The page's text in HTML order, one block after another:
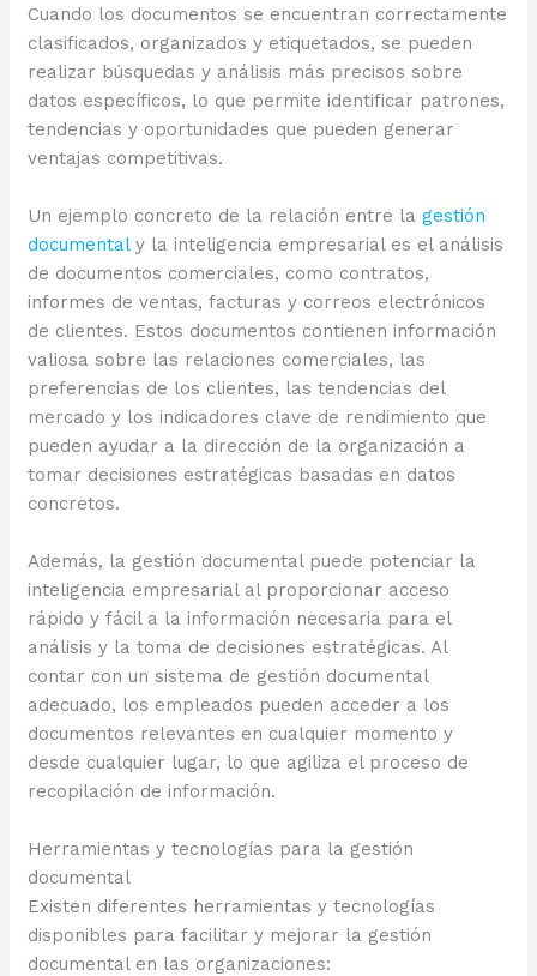
Cuando los documentos se encuentran correctamente
clasificados, organizados y etiquetados, se pueden
realizar búsquedas y análisis más precisos sobre
datos específicos, lo que permite identificar patrones,
tendencias y oportunidades que pueden generar
ventajas competitivas.
Un ejemplo concreto de la relación entre lagestión
documentaly la inteligencia empresarial es el análisis
de documentos comerciales, como contratos,
informes de ventas, facturas y correos electrónicos
de clientes. Estos documentos contienen información
valiosa sobre las relaciones comerciales, las
preferencias de los clientes, las tendencias del
mercado y los indicadores clave de rendimiento que
pueden ayudar a la dirección de la organización a
tomar decisiones estratégicas basadas en datos
concretos.
Además, la gestión documental puede potenciar la
inteligencia empresarial al proporcionar acceso
rápido y fácil a la información necesaria para el
análisis y la toma de decisiones estratégicas. Al
contar con un sistema de gestión documental
adecuado, los empleados pueden acceder a los
documentos relevantes en cualquier momento y
desde cualquier lugar, lo que agiliza el proceso de
recopilación de información.
Herramientas y tecnologías para la gestión
documental
Existen diferentes herramientas y tecnologías
disponibles para facilitar y mejorar la gestión
documental en las organizaciones: